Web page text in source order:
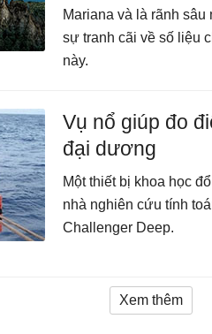
Mariana và là rãnh sâu
sự tranh cãi về số liệu
này.
Vụ nổ giúp đo
đại dương
Một thiết bị khoa học
nhà nghiên cứu tính
Challenger Deep.
Xem thêm